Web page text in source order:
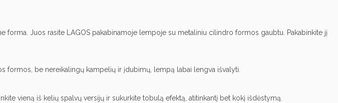
forma. Juos rasite LAGOS pakabinamoje lempoje su metaliniu cilindro formos gaubtu. Pakabinkite jį
formos, be nereikalingų kampelių ir įdubimų, lempą labai lengva išvalyti.
vieną iš kelių spalvų versijų ir sukurkite tobulą efektą, atitinkantį bet kokį išdėstymą.